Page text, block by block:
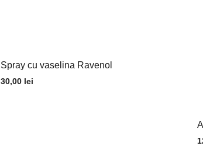
Spray cu vaselina Ravenol
30,00 lei